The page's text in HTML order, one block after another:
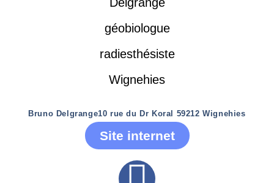
Bruno Delgrange10 rue du Dr Koral 59212 Wignehies
Site internet